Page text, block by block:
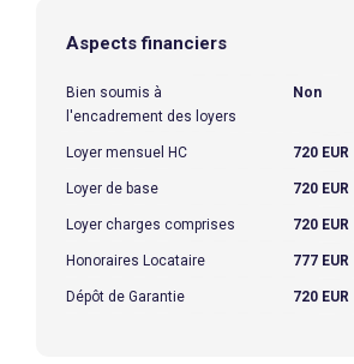
Aspects financiers
Bien soumis à
l'encadrement des loyers
Non
Loyer mensuel HC 720 EUR
Loyer de base 720 EUR
Loyer charges comprises 720 EUR
Honoraires Locataire 777 EUR
Dépôt de Garantie 720 EUR